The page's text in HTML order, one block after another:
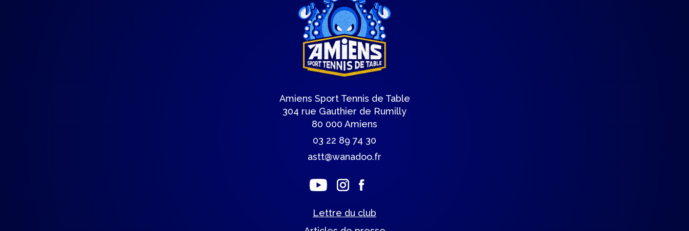
Amiens Sport Tennis de Table
304 rue Gauthier de Rumilly
80 000 Amiens
03 22 89 74 30
astt@wanadoo.fr
Lettre du club